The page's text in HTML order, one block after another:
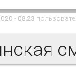
- 08:23